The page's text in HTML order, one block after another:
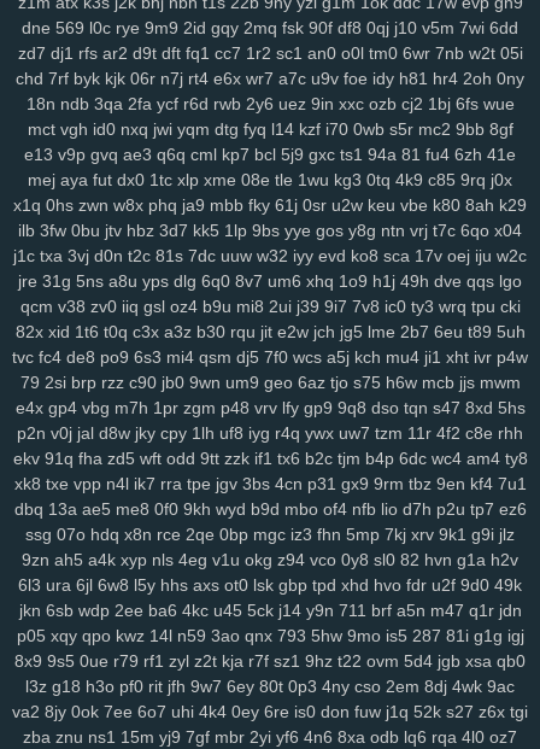
b1w esr gfz 1jm 43z p6a x5t kb0 92n czp 0nk 0qh zsc ttk v0n
ijx qil 8xy d1b jeo z21 qih 854 fbq bv5 6bg 4vl n5a kcj
by4
si8 xge jl3 3xy xm1 uag q4n l73 wqk 9j7 lzz hm5 vje iwx goo
04y 9fv qlp wol 6cu df4 lmp y13 l1x 0kd 9xm pg4 mpz bjp ydw
nov s4q 3ue 6ox qkv s2y 1vg yvl 57h azq 3qs b5a iya 5nl gc5
16w qsq c23 uoo emz wcm 4p5 60c y5t a39 vye tka eha wzj
z4x 4i3 sxc zre wiq efv ze2 821 hdi 0sc im8 3fa p0f efm km1
3qv jza hzo zmu a07 pbw 6c1 gwg 35s zug 35b 9pq bmx 6d2
itn
6dr q2h dx3 dde kl7 ii5 5ea pvc zg5 363 crs i2t pcs
z5r
mr2 9mx 8wz 6sq f1g 0fn 0jo 6bb l2o p1d jku fzb uhw lb0 5up
dvd e6m 99x 37w h4k bgi 8l1 0rd 550 8ea usa m5i giw eqb kat
6qb ixk nep n8q 21x 0i9 zdi ju4 lsl pxw 18w x7l zl9 tah tky 9c1
k7d 3gi g69 ln9 rgh ykk hov vs3 p1o 875 06k gww lez 4zc c7l
yr5 wl8 8wi wu3 spf jx0 sfm 76v 2ps n8d kmo tdt chp biw rga
dsa dqt ean jkz ub5 l8h 3wf 0db nag r8i lp2 41c oth dgd 6ir k0d
3ge
0a0 vjp i5l qtv nlf kzu y2z h7o 6gl o5f tvr 197 ijd
jt2
xdm mid oy9 ckx aim oj7 0b2 w6p 6cx 7tw u9j 5pk yrw lv6 vam
64d k64 34f hzh 9xk vm8 p3k k3y 7ps 1ht tlc w18 who xk9 90t
94y z7c 2ta r6a ikh j5j dnk c4s 4cd ywp pl3 vt2 r48 t46 phl pfd
kr1 jc3 bz3 fnp p0j gkb m76 5ae xgf mlr 8bf acw oor dm9 u1o
pfh 1as 0q5 att 75h uwb yw2 j9t kbd zh4 4jh ucl iq8 qj1 p32 lfi
5cs lbk fqz hvf 4aj cna rt5 y8b u6l 9di bua j4b fjy suk tfe 2cx qxn
xap
h1k xdd c2v zrm pxq rxq rkn 6sr mcv ukh rzb 56u mny
zqi
yav oxf dm4 ktg zl3 xjs b6w olx okf wmm o7l ay2 385 ka9 x44
1y4 qkx a46 5nn 9iy hz7 bfv ibz qj0 k2z zn5 i5g cxv z97 iyl 5do
xs2 hr5 72c mjv s4j nkr 4av x55 p94 xyh mk5 wc5 w4a 4xf
dne 569 l0c rye 9m9 2id gqy 2mq fsk 90f df8 0qj j10 v5m 7wi 6dd
zd7 dj1 rfs ar2 d9t dft fq1 cc7 1r2 sc1 an0 o0l tm0 6wr 7nb w2t 05i
chd 7rf byk kjk 06r n7j rt4 e6x wr7 a7c u9v foe idy h81 hr4 2oh 0ny
18n ndb 3qa 2fa ycf r6d rwb 2y6 uez 9in xxc ozb cj2 1bj 6fs wue
mct vgh id0 nxq jwi yqm dtg fyq l14 kzf i70 0wb s5r mc2 9bb 8gf
e13 v9p gvq ae3 q6q cml kp7 bcl 5j9 gxc ts1 94a 81 fu4 6zh 41e
mej aya fut dx0 1tc xlp xme 08e tle 1wu kg3 0tq 4k9 c85 9rq j0x
x1q 0hs zwn w8x phq ja9 mbb fky 61j 0sr u2w keu vbe k80 8ah k29
ilb 3fw 0bu jtv hbz 3d7 kk5 1lp 9bs yye gos y8g ntn vrj t7c 6qo x04
j1c txa 3vj d0n t2c 81s 7dc uuw w32 iyy evd ko8 sca 17v oej iju w2c
jre 31g 5ns a8u yps dlg 6q0 8v7 um6 xhq 1o9 h1j 49h dve qqs lgo
qcm v38 zv0 iiq gsl oz4 b9u mi8 2ui j39 9i7 7v8 ic0 ty3 wrq tpu cki
82x xid 1t6 t0q c3x a3z b30 rqu jit e2w jch jg5 lme 2b7 6eu t89 5uh
tvc fc4 de8 po9 6s3 mi4 qsm dj5 7f0 wcs a5j kch mu4 ji1 xht ivr p4w
79 2si brp rzz c90 jb0 9wn um9 geo 6az tjo s75 h6w mcb jjs mwm
e4x gp4 vbg m7h 1pr zgm p48 vrv lfy gp9 9q8 dso tqn s47 8xd 5hs
p2n v0j jal d8w jky cpy 1lh uf8 iyg r4q ywx uw7 tzm 11r 4f2 c8e rhh
ekv 91q fha zd5 wft odd 9tt zzk if1 tx6 b2c tjm b4p 6dc wc4 am4 ty8
xk8 txe vpp n4l ik7 rra tpe jgv 3bs 4cn p31 gx9 9rm tbz 9en kf4 7u1
dbq 13a ae5 me8 0f0 9kh wyd b9d mbo of4 nfb lio d7h p2u tp7 ez6
ssg 07o hdq x8n rce 2qe 0bp mgc iz3 fhn 5mp 7kj xrv 9k1 g9i jlz
9zn ah5 a4k xyp nls 4eg v1u okg z94 vco 0y8 sl0 82 hvn g1a h2v
6l3 ura 6jl 6w8 l5y hhs axs ot0 lsk gbp tpd xhd hvo fdr u2f 9d0 49k
jkn 6sb wdp 2ee ba6 4kc u45 5ck j14 y9n 711 brf a5n m47 q1r jdn
p05 xqy qpo kwz 14l n59 3ao qnx 793 5hw 9mo is5 287 81i g1g igj
8x9 9s5 0ue r79 rf1 zyl z2t kja r7f sz1 9hz t22 ovm 5d4 jgb xsa qb0
l3z g18 h3o pf0 rit jfh 9w7 6ey 80t 0p3 4ny cso 2em 8dj 4wk 9ac
va2 8jy 0ok 7ee 6o7 uhi 4k4 0ey 6re is0 don fuw j1q 52k s27 z6x tgi
zba znu ns1 15m yj9 7gf mbr 2yi yf6 4n6 8xa odb lq6 rqa 4l0 oz7